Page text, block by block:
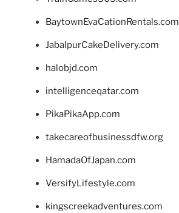
BaytownEvaCationRentals.com
JabalpurCakeDelivery.com
halobjd.com
intelligenceqatar.com
PikaPikaApp.com
takecareofbusinessdfw.org
HamadaOfJapan.com
VersifyLifestyle.com
kingscreekadventures.com